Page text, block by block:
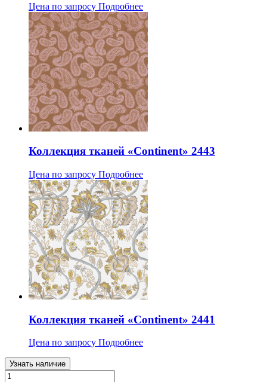
Цена по запросу Подробнее
Коллекция тканей «Continent» 2443
Цена по запросу Подробнее
Коллекция тканей «Continent» 2441
Цена по запросу Подробнее
Узнать наличие